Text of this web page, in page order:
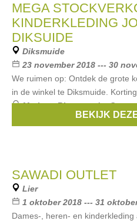
MEGA
KINDERKLEDING
DIKSUIDE
Diksmuide
23 november 2018 --- 30
We ruimen op: Ontdek de grote
in de winkel te Diksmuide.
Merken:Riverwoods,Gymp,
BEKIJK
SAWADI OUTLET
Lier
1 oktober 2018 --- 31
Dames-, heren- en